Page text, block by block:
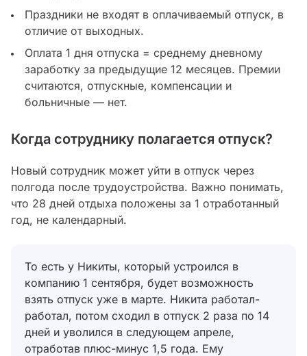
Праздники не входят в оплачиваемый отпуск, в
отличие от выходных.
Оплата 1 дня отпуска = среднему дневному
заработку за предыдущие 12 месяцев. Премии
считаются, отпускные, компенсации и
больничные — нет.
Когда сотруднику полагается отпуск?
Новый сотрудник может уйти в отпуск через
полгода после трудоустройства. Важно понимать,
что 28 дней отдыха положены за 1 отработанный
год, не календарный.
То есть у Никиты, который устроился в
компанию 1 сентября, будет возможность
взять отпуск уже в марте. Никита работал-
работал, потом сходил в отпуск 2 раза по 14
дней и уволился в следующем апреле,
отработав плюс-минус 1,5 года. Ему